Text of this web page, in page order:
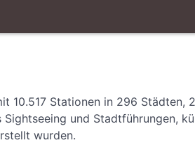
10.517 Stationen in 296 Städten,
und Stadtführungen,
wurden.